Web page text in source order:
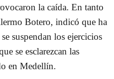
la caída. En tanto
Botero, indicó que ha
suspendan los ejercicios
se esclarezcan las
en Medellín.